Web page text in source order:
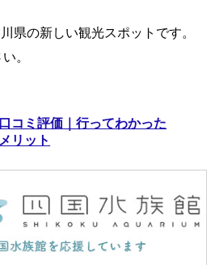
県の新しい観光スポットです。
。
コミ評価｜行ってわかった
リット